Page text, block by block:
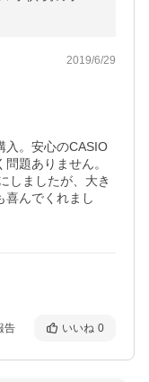
アナログ ゴール
2019/6/29
入。安心のCASIO
題ありません。
しましたが、大き
喜んでくれまし
告 いいね 0